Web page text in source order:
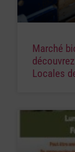
Marché
Locales